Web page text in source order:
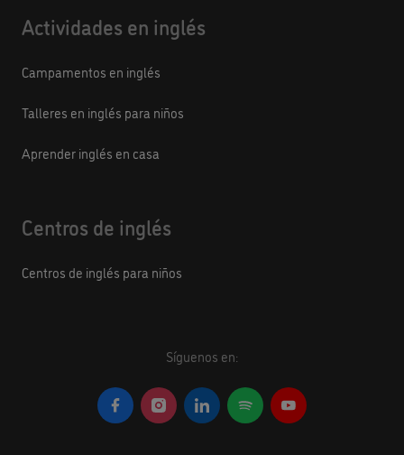
Actividades en inglés
Campamentos en inglés
Talleres en inglés para niños
Aprender inglés en casa
Centros de inglés
Centros de inglés para niños
Síguenos en: